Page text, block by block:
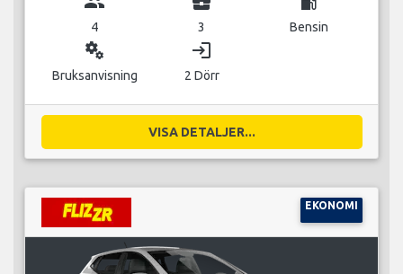
4 3 Bensin
miscellaneous_services
Bruksanvisning
login
2 Dörr
VISA DETALJER...
EKONOMI